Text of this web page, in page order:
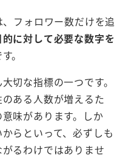
フォロワー数だけを追
的に対して必要な数字を
。
切な指標の一つです。
ある人数が増えるた
味があります。しか
らといって、必ずしも
るわけではありませ